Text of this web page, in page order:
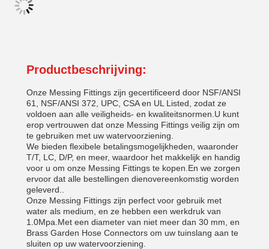
Productbeschrijving:
Onze Messing Fittings zijn gecertificeerd door NSF/ANSI
61, NSF/ANSI 372, UPC, CSA en UL Listed, zodat ze
voldoen aan alle veiligheids- en kwaliteitsnormen.U kunt
erop vertrouwen dat onze Messing Fittings veilig zijn om
te gebruiken met uw watervoorziening.
We bieden flexibele betalingsmogelijkheden, waaronder
T/T, LC, D/P, en meer, waardoor het makkelijk en handig
voor u om onze Messing Fittings te kopen.En we zorgen
ervoor dat alle bestellingen dienovereenkomstig worden
geleverd..
Onze Messing Fittings zijn perfect voor gebruik met
water als medium, en ze hebben een werkdruk van
1.0Mpa.Met een diameter van niet meer dan 30 mm, en
Brass Garden Hose Connectors om uw tuinslang aan te
sluiten op uw watervoorziening.